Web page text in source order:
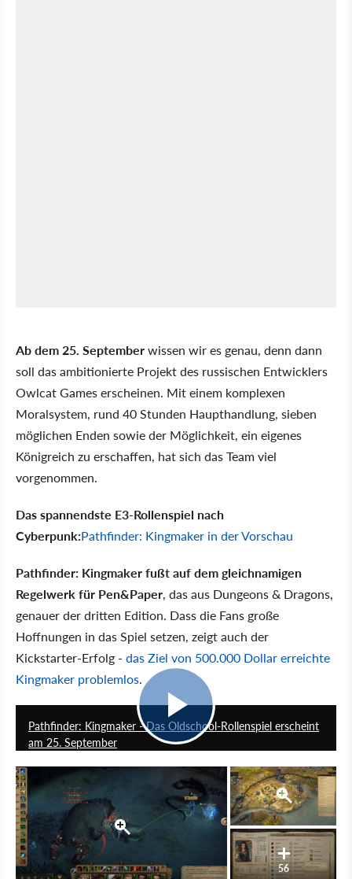
Ab dem 25. Septemberwissen wir es genau, denn dann
soll das ambitionierte Projekt des russischen Entwicklers
Owlcat Games erscheinen. Mit einem komplexen
Moralsystem, rund 40 Stunden Haupthandlung, sieben
möglichen Enden sowie der Möglichkeit, ein eigenes
Königreich zu erschaffen, hat sich das Team viel
vorgenommen.
Das spannendste E3-Rollenspiel nach
Cyberpunk:Pathfinder: Kingmaker in der Vorschau
Pathfinder: Kingmaker fußt auf dem gleichnamigen
Regelwerk für Pen&Paper, das aus Dungeons & Dragons,
genauer der dritten Edition. Dass die Fans große
Hoffnungen in das Spiel setzen, zeigt auch der
Kickstarter-Erfolg - das Ziel von 500.000 Dollar erreichte
Kingmaker problemlos.
Pathfinder: Kingmaker - Das Oldschool-Rollenspiel erscheint
am 25. September
56